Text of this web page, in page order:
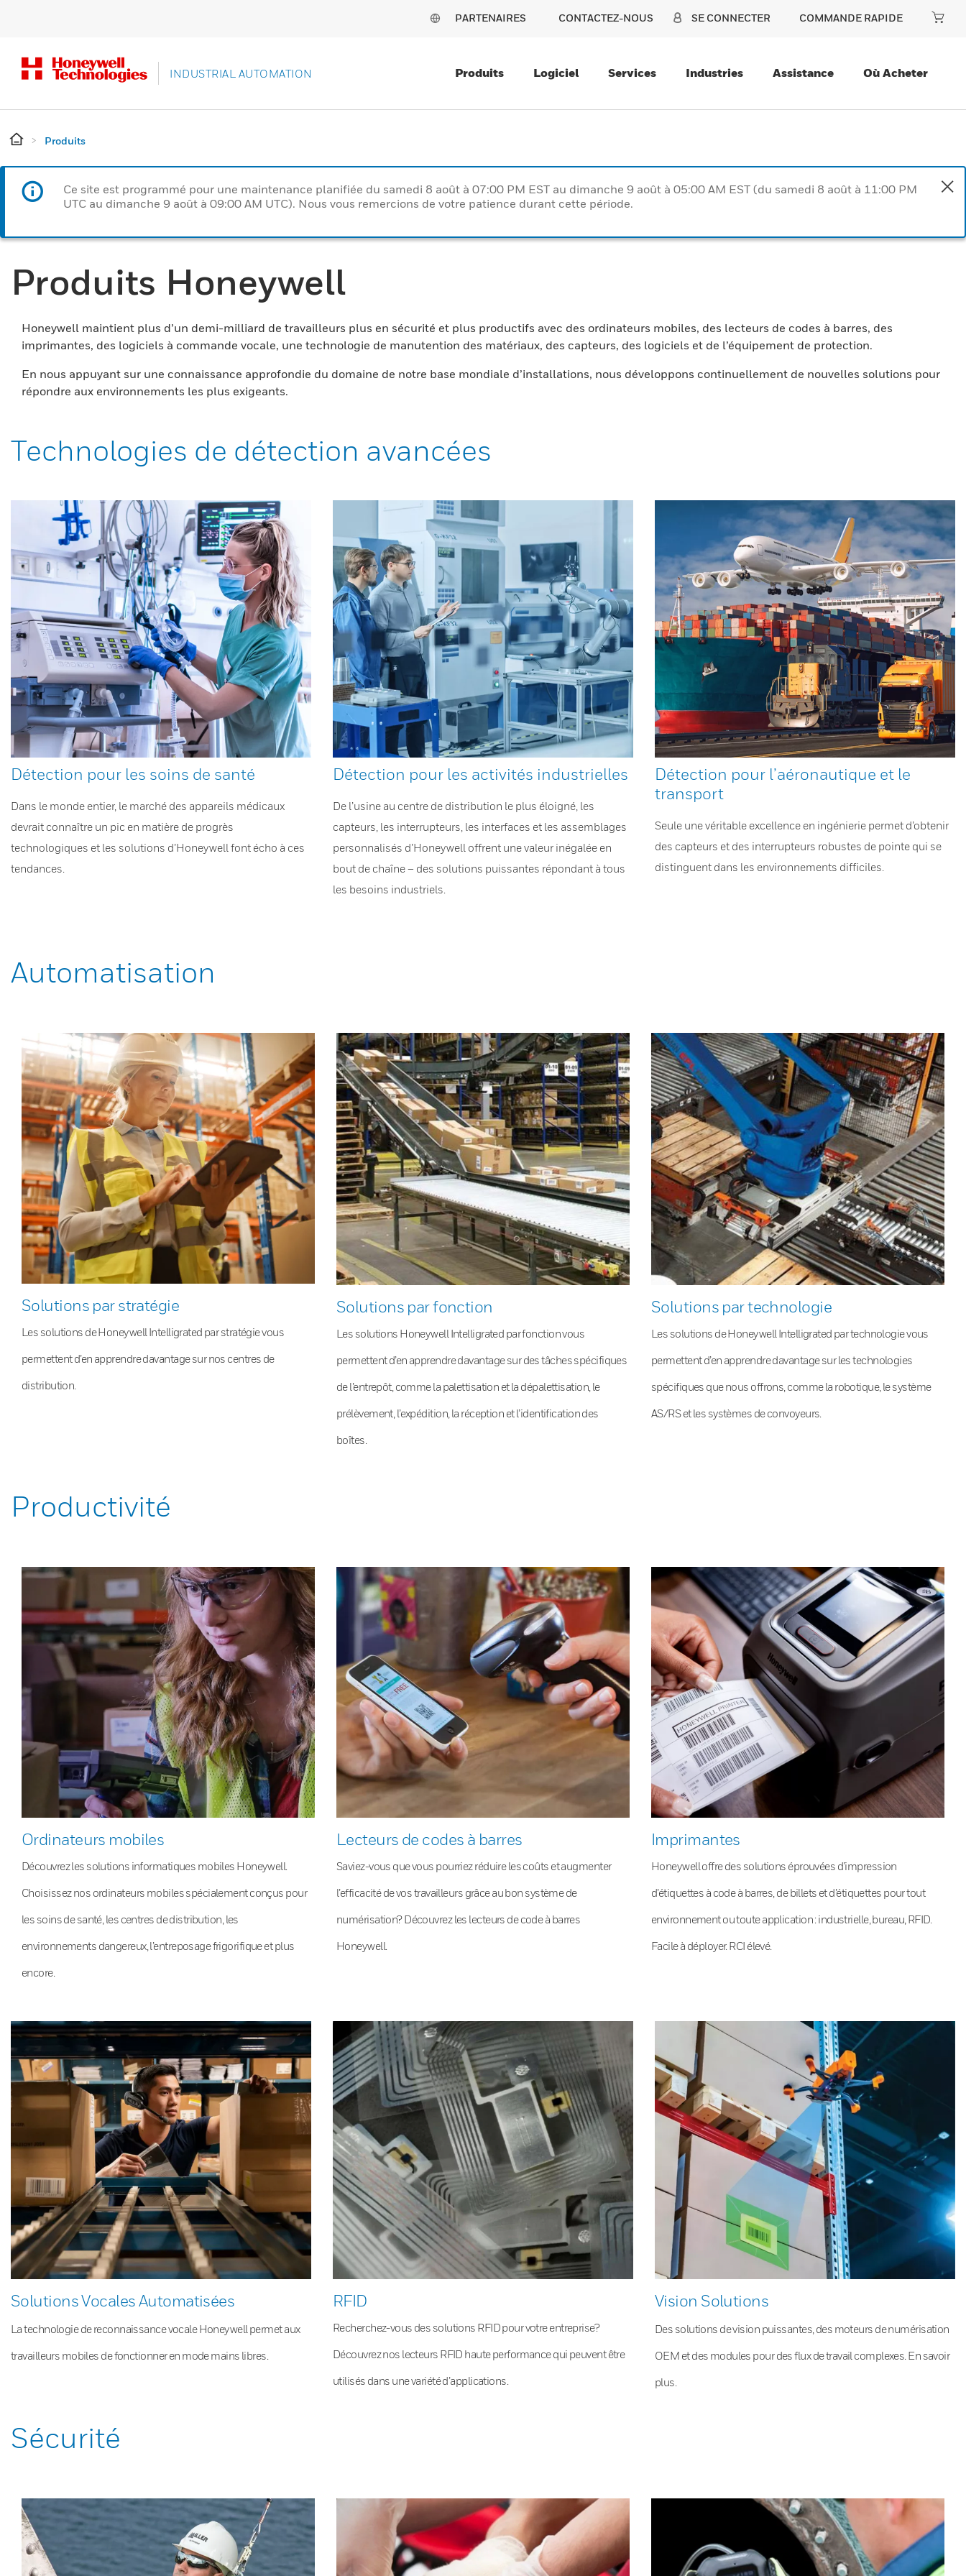
PARTENAIRES CONTACTEZ-NOUS SE CONNECTER COMMANDE RAPIDE
INDUSTRIAL AUTOMATION Produits Logiciel Services Industries Assistance Où Acheter
Produits
Ce site est programmé pour une maintenance planifiée du samedi 8 août à 07:00 PM EST au dimanche 9 août à 05:00 AM EST (du samedi 8 août à 11:00 PM
UTC au dimanche 9 août à 09:00 AM UTC). Nous vous remercions de votre patience durant cette période.
Produits Honeywell
Honeywell maintient plus d’un demi-milliard de travailleurs plus en sécurité et plus productifs avec des ordinateurs mobiles, des lecteurs de codes à barres, des
imprimantes, des logiciels à commande vocale, une technologie de manutention des matériaux, des capteurs, des logiciels et de l’équipement de protection.
En nous appuyant sur une connaissance approfondie du domaine de notre base mondiale d’installations, nous développons continuellement de nouvelles solutions pour
répondre aux environnements les plus exigeants.
Technologies de détection avancées
Détection pour les soins de santé
Dans le monde entier, le marché des appareils médicaux
devrait connaître un pic en matière de progrès
technologiques et les solutions d’Honeywell font écho à ces
tendances.
Détection pour les activités industrielles
De l’usine au centre de distribution le plus éloigné, les
capteurs, les interrupteurs, les interfaces et les assemblages
personnalisés d’Honeywell offrent une valeur inégalée en
bout de chaîne – des solutions puissantes répondant à tous
les besoins industriels.
Détection pour l’aéronautique et le
transport
Seule une véritable excellence en ingénierie permet d’obtenir
des capteurs et des interrupteurs robustes de pointe qui se
distinguent dans les environnements difficiles.
Automatisation
Solutions par stratégie
Les solutions de Honeywell Intelligrated par stratégie vous
permettent d’en apprendre davantage sur nos centres de
distribution.
Solutions par fonction
Les solutions Honeywell Intelligrated par fonction vous
permettent d’en apprendre davantage sur des tâches spécifiques
de l’entrepôt, comme la palettisation et la dépalettisation, le
prélèvement, l’expédition, la réception et l’identification des
boîtes.
Solutions par technologie
Les solutions de Honeywell Intelligrated par technologie vous
permettent d’en apprendre davantage sur les technologies
spécifiques que nous offrons, comme la robotique, le système
AS/RS et les systèmes de convoyeurs.
Productivité
Ordinateurs mobiles
Découvrez les solutions informatiques mobiles Honeywell.
Choisissez nos ordinateurs mobiles spécialement conçus pour
les soins de santé, les centres de distribution, les
environnements dangereux, l’entreposage frigorifique et plus
encore.
Lecteurs de codes à barres
Saviez-vous que vous pourriez réduire les coûts et augmenter
l’efficacité de vos travailleurs grâce au bon système de
numérisation? Découvrez les lecteurs de code à barres
Honeywell.
Imprimantes
Honeywell offre des solutions éprouvées d’impression
d’étiquettes à code à barres, de billets et d’étiquettes pour tout
environnement ou toute application : industrielle, bureau, RFID.
Facile à déployer. RCI élevé.
Solutions Vocales Automatisées
La technologie de reconnaissance vocale Honeywell permet aux
travailleurs mobiles de fonctionner en mode mains libres.
RFID
Recherchez-vous des solutions RFID pour votre entreprise?
Découvrez nos lecteurs RFID haute performance qui peuvent être
utilisés dans une variété d’applications.
Vision Solutions
Des solutions de vision puissantes, des moteurs de numérisation
OEM et des modules pour des flux de travail complexes. En savoir
plus.
Sécurité